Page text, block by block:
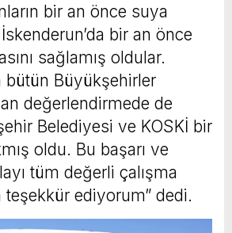
bir an önce suya
bir an önce
sağlamış oldular.
bütün Büyükşehirler
değerlendirmede de
Belediyesi ve KOSKİ bir
oldu. Bu başarı ve
tüm değerli çalışma
teşekkür ediyorum” dedi.